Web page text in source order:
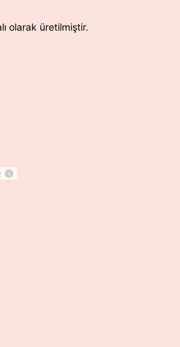
olarak üretilmiştir.